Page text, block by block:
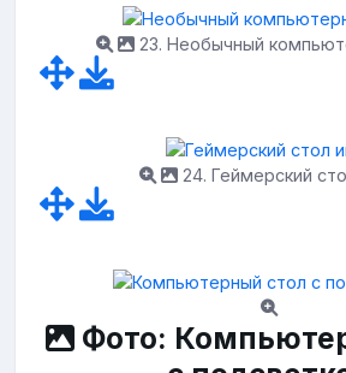
23. Необычный
24. Геймерский
Фото: